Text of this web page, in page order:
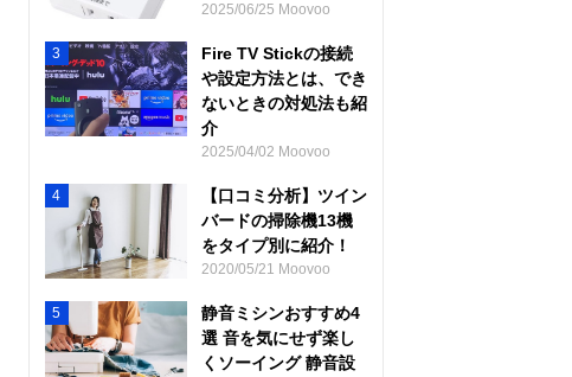
2025/06/25 Moovoo
3
Fire TV Stickの接続
や設定方法とは、でき
ないときの対処法も紹
介
2025/04/02 Moovoo
4
【口コミ分析】ツイン
バードの掃除機13機
をタイプ別に紹介！
2020/05/21 Moovoo
5
静音ミシンおすすめ4
選 音を気にせず楽し
くソーイング 静音設